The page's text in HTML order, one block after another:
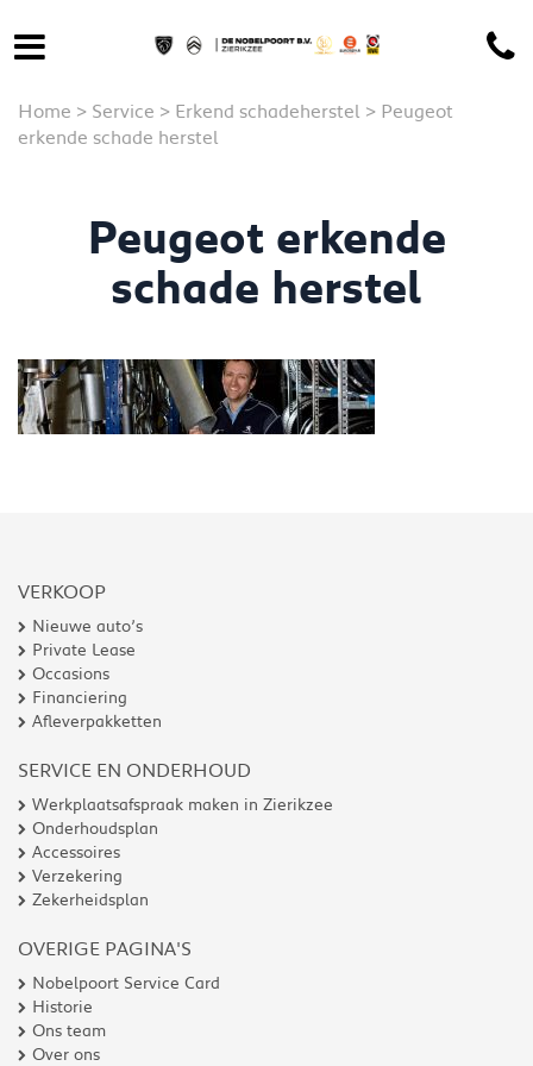
Home > Service > Erkend schadeherstel > Peugeot
erkende schade herstel
Peugeot erkende
schade herstel
VERKOOP
Nieuwe auto’s
Private Lease
Occasions
Financiering
Afleverpakketten
SERVICE EN ONDERHOUD
Werkplaatsafspraak maken in Zierikzee
Onderhoudsplan
Accessoires
Verzekering
Zekerheidsplan
OVERIGE PAGINA'S
Nobelpoort Service Card
Historie
Ons team
Over ons